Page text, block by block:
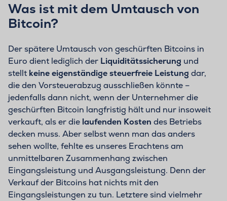
Was ist mit dem Umtausch von
Bitcoin?
Der spätere Umtausch von geschürften Bitcoins in
Euro dient lediglich der Liquiditätssicherung und
stellt keine eigenständige steuerfreie Leistung dar,
die den Vorsteuerabzug ausschließen könnte –
jedenfalls dann nicht, wenn der Unternehmer die
geschürften Bitcoin langfristig hält und nur insoweit
verkauft, als er die laufenden Kosten des Betriebs
decken muss. Aber selbst wenn man das anders
sehen wollte, fehlte es unseres Erachtens am
unmittelbaren Zusammenhang zwischen
Eingangsleistung und Ausgangsleistung. Denn der
Verkauf der Bitcoins hat nichts mit den
Eingangsleistungen zu tun. Letztere sind vielmehr